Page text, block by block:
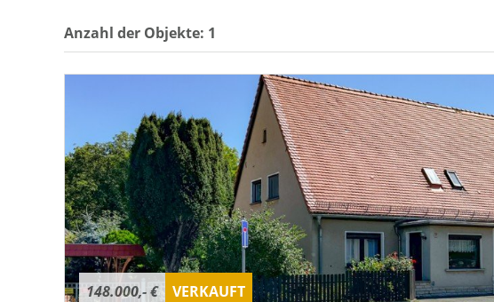
Anzahl der Objekte: 1
148.000,- € VERKAUFT